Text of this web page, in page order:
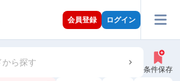
会員登録 ログイン
ら探す
条件保存